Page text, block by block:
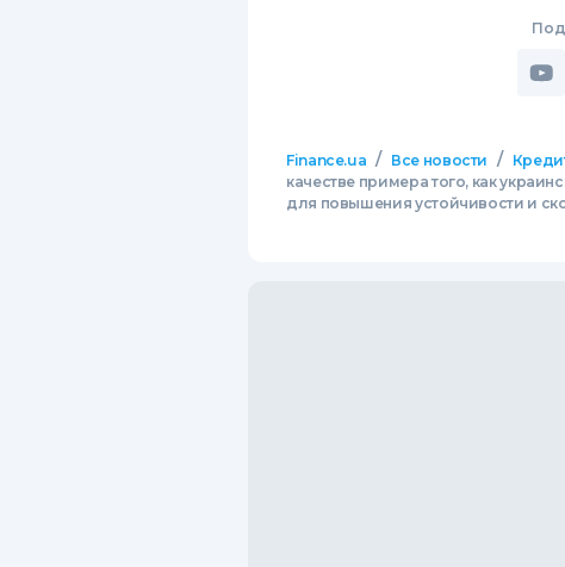
Finance.ua / Все новости /
качестве примера того, как
для повышения устойчивости и